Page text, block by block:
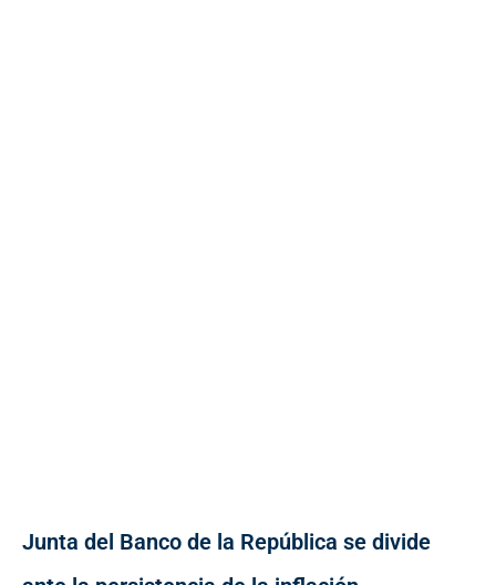
Junta del Banco de la República se divide